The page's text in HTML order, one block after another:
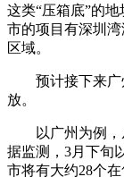
这类“压箱底”的
市的项目有深圳
区域。
预计接下来广
放。
以广州为例，
据监测，3月下旬
市将有大约28个